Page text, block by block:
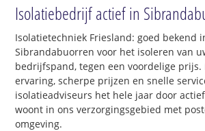
Isolatiebedrijf actief in
Isolatietechniek Friesland: goed bekend
Sibrandabuorren voor het isoleren van
bedrijfspand, tegen een voordelige
ervaring, scherpe prijzen en snelle
isolatieadviseurs het hele jaar door
woont in ons verzorgingsgebied met
omgeving.